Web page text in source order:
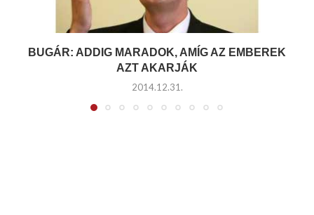
BUGÁR: ADDIG MARADOK, AMÍG AZ EMBEREK
AZT AKARJÁK
2014.12.31.